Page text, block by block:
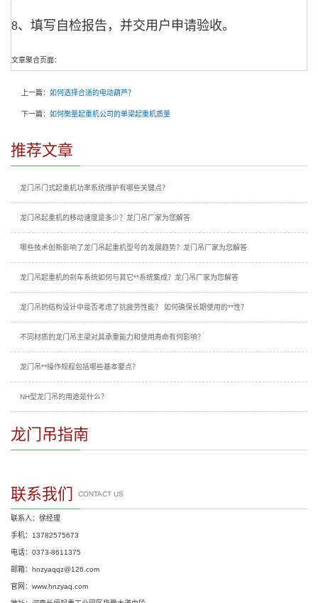
8、填写自检报告，并交用户申请验收。
文章聚合页面：
上一篇： 如何选择合适的电动葫芦？
下一篇： 如何衡量起重机公司的单梁起重机质量
推荐文章
龙门吊门式起重机功率系统维护有哪些关键点？
龙门吊起重机的移动速度是多少？龙门吊厂家为您解答
哪些技术创新影响了龙门吊起重机型号的发展趋势？龙门吊厂家为您解答
龙门吊起重机的刹车系统如何与其它**系统集成？龙门吊厂家为您解答
龙门吊的结构设计中是否考虑了抗疲劳性能？ 如何确保长期使用的**性？
不同材质的龙门吊主梁对其承重能力和使用寿命有何影响？
龙门吊**操作规程包括哪些基本要点？
NH型龙门吊的用途是什么？
龙门吊指南
联系我们 CONTACT US
联系人：徐经理
手机：13782575673
电话：0373-8611375
邮箱：hnzyaqqz@126.com
官网：www.hnzyaq.com